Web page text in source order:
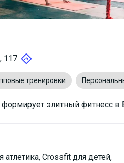
117
тренировки
формирует элитный фитнесс в
атлетика, Crossfit для детей,